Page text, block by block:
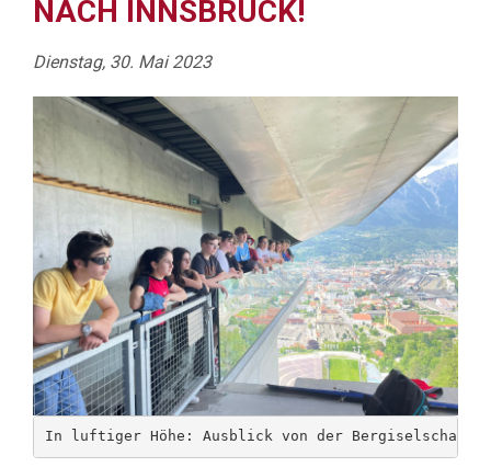
NACH INNSBRUCK!
Dienstag, 30. Mai 2023
In luftiger Höhe: Ausblick von der Bergiselschanze!